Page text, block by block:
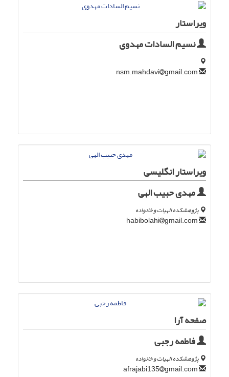
ویراستار
نسیم السادات مهدوی
gmail.com
ویراستار انگلیسی
مهدی حبیب الهی
پژوهشکده الهیات و خانواده
gmail.com
صفحه آرا
فاطمه رجبی
پژوهشکده الهیات و خانواده
gmail.com